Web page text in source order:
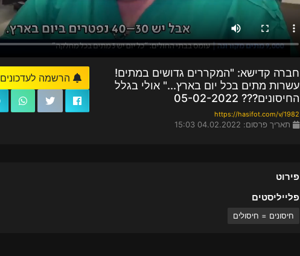
חברה קדישא: "המקררים גדושים במתים!
עשרות מתים בכל יום בארץ..." אולי בגלל
החיסונים??? 05-02-2022
https://hasifot.com/v/1982
תאריך פרסום: 04.02.2022 15:03
הרשמה לעדכונים
פירוט
פלייליסטים
חיסונים = חיסולים